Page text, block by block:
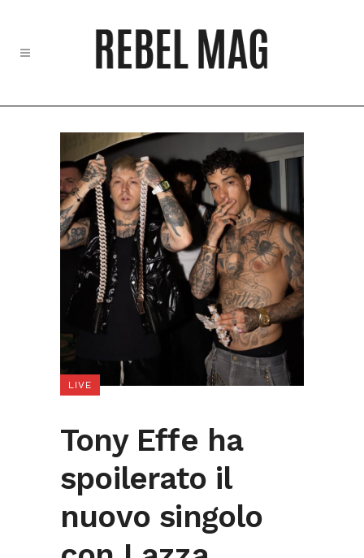
LIVE
Tony Effe ha
spoilerato il
nuovo singolo